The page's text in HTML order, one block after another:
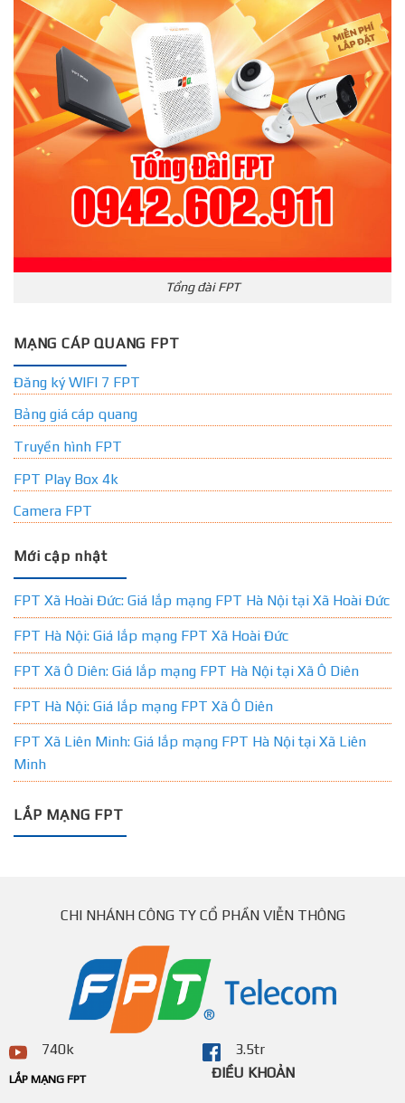
Tổng đài FPT
MẠNG CÁP QUANG FPT
Đăng ký WIFI 7 FPT
Bảng giá cáp quang
Truyền hình FPT
FPT Play Box 4k
Camera FPT
Mới cập nhật
FPT Xã Hoài Đức: Giá lắp mạng FPT Hà Nội tại Xã Hoài Đức
FPT Hà Nội: Giá lắp mạng FPT Xã Hoài Đức
FPT Xã Ô Diên: Giá lắp mạng FPT Hà Nội tại Xã Ô Diên
FPT Hà Nội: Giá lắp mạng FPT Xã Ô Diên
FPT Xã Liên Minh: Giá lắp mạng FPT Hà Nội tại Xã Liên
Minh
LẮP MẠNG FPT
CHI NHÁNH CÔNG TY CỔ PHẦN VIỄN THÔNG
740k 3.5tr
LẮP MẠNG FPT ĐIỀU KHOẢN